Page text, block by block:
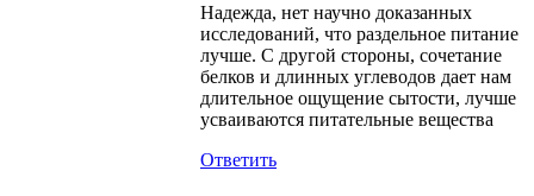
Надежда, нет научно доказанных
исследований, что раздельное питание
лучше. С другой стороны, сочетание
белков и длинных углеводов дает нам
длительное ощущение сытости, лучше
усваиваются питательные вещества
Ответить